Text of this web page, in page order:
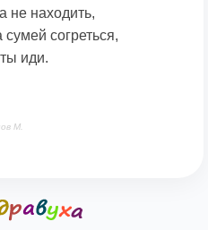
не находить,
согреться,
иди.
М.